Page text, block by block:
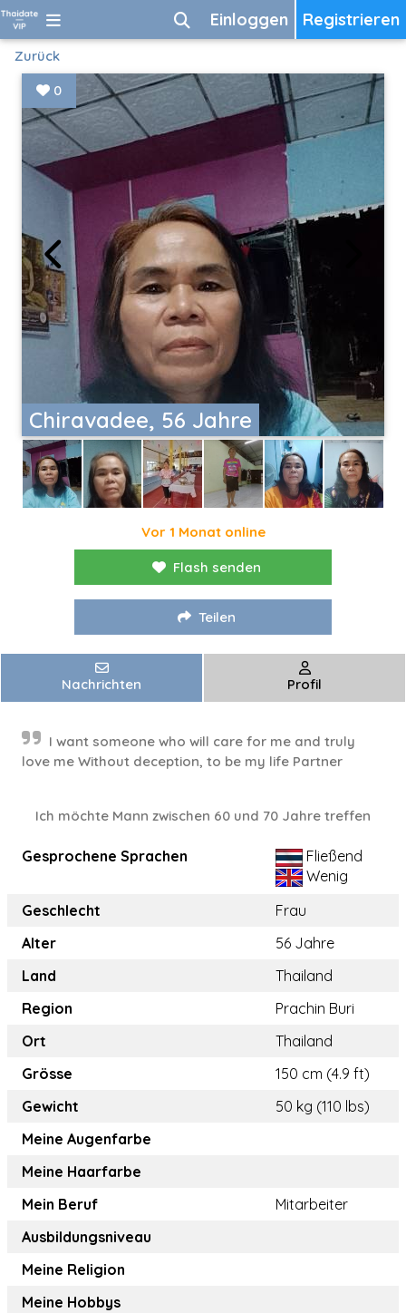
Registrieren
Einloggen
Zurück
Chiravadee, 56 Jahre
0
Vor 1 Monat online
Flash senden
Teilen
Nachrichten Profil
I want someone who will care for me and truly
love me Without deception, to be my life Partner
Ich möchte Mann zwischen 60 und 70 Jahre treffen
Gesprochene Sprachen
Fließend
Wenig
Geschlecht
Frau
Alter
56 Jahre
Land
Thailand
Region
Prachin Buri
Ort
Thailand
Grösse
150 cm (4.9 ft)
Gewicht
50 kg (110 lbs)
Meine Augenfarbe
Meine Haarfarbe
Mein Beruf
Mitarbeiter
Ausbildungsniveau
Meine Religion
Meine Hobbys